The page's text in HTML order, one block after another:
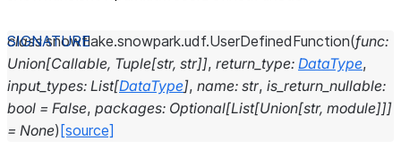
class snowflake.snowpark.udf.UserDefinedFunction(func:
Union[Callable, Tuple[str, str]], return_type: DataType,
input_types: List[DataType], name: str, is_return_nullable:
bool = False, packages: Optional[List[Union[str, module]]]
= None) [source]